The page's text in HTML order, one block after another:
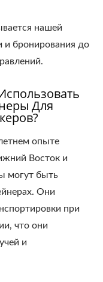
нашей
и бронирования до
Для
опыте
Восток и
могут быть
Они
при
что они
и